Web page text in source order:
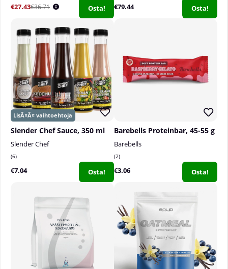
€27.43€36.71 Osta! €79.44 Osta!
Slender Chef Sauce, 350 ml
Slender Chef
6
€7.04 Osta!
Barebells Proteinbar, 45-55 g
Barebells
2
€3.06 Osta!